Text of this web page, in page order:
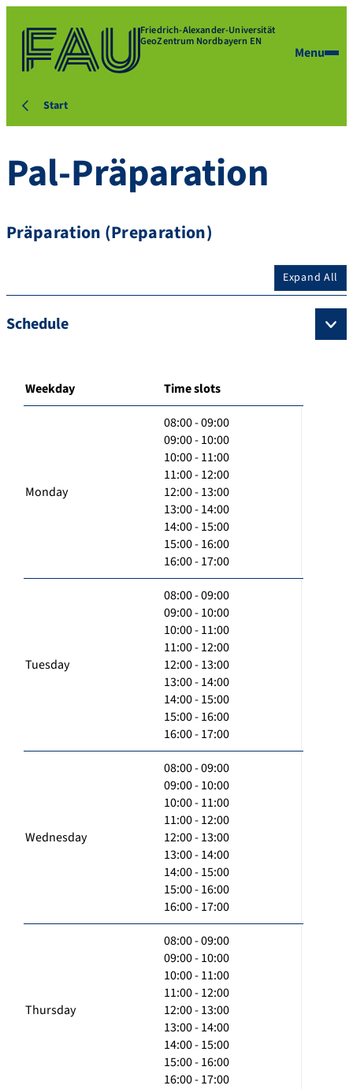
Friedrich-Alexander-Universität
GeoZentrum Nordbayern EN
Menu
Start
Pal-Präparation
Präparation (Preparation)
Expand All
Schedule
Weekday Time slots
Monday
08:00 - 09:00
09:00 - 10:00
10:00 - 11:00
11:00 - 12:00
12:00 - 13:00
13:00 - 14:00
14:00 - 15:00
15:00 - 16:00
16:00 - 17:00
Tuesday
08:00 - 09:00
09:00 - 10:00
10:00 - 11:00
11:00 - 12:00
12:00 - 13:00
13:00 - 14:00
14:00 - 15:00
15:00 - 16:00
16:00 - 17:00
Wednesday
08:00 - 09:00
09:00 - 10:00
10:00 - 11:00
11:00 - 12:00
12:00 - 13:00
13:00 - 14:00
14:00 - 15:00
15:00 - 16:00
16:00 - 17:00
Thursday
08:00 - 09:00
09:00 - 10:00
10:00 - 11:00
11:00 - 12:00
12:00 - 13:00
13:00 - 14:00
14:00 - 15:00
15:00 - 16:00
16:00 - 17:00